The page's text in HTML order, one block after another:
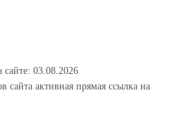
сайте: 03.08.2026
сайта активная прямая ссылка на